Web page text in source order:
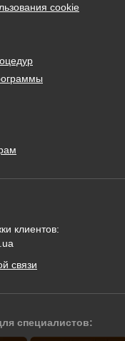
cookie
клиентов:
связи
специалистов: